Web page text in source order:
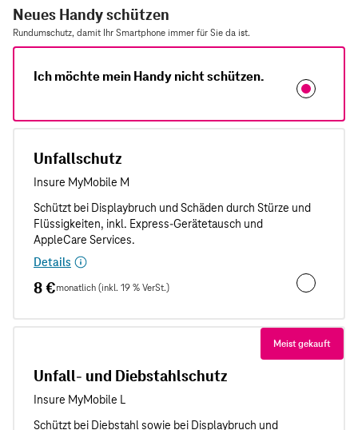
Neues Handy schützen
Rundumschutz, damit Ihr Smartphone immer für Sie da ist.
Ich möchte mein Handy nicht schützen.
Unfallschutz
Details
8 €monatlich (inkl. 19 % VerSt.)
Meist gekauft
Unfall- und Diebstahlschutz